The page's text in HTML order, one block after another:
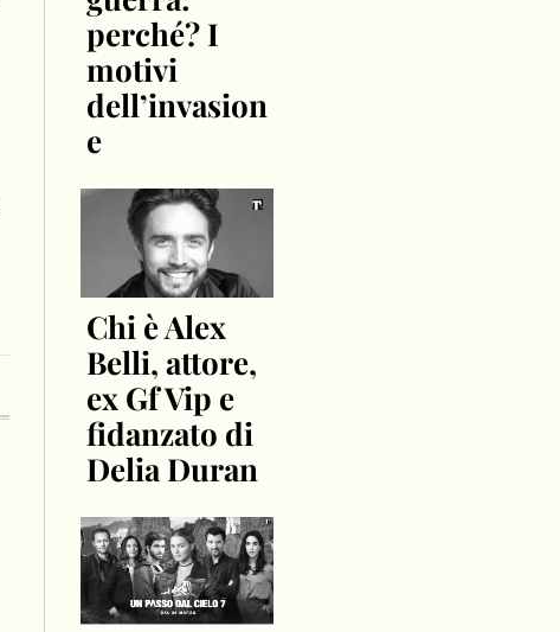
perché? I
motivi
dell’invasion
e
Chi è Alex
Belli, attore,
ex Gf Vip e
fidanzato di
Delia Duran